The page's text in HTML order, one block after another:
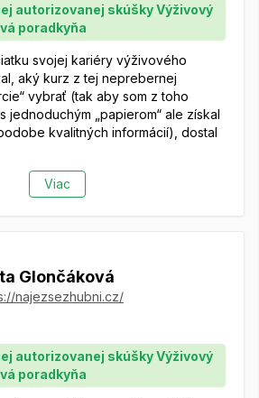
autorizovanej skúšky Výživový
poradkyňa
svojej kariéry výživového
aký kurz z tej neprebernej
vybrať (tak aby som z toho
jednoduchým „papierom“ ale získal
kvalitných informácií), dostal
Viac
Glončáková
najezsezhubni.cz/
autorizovanej skúšky Výživový
poradkyňa